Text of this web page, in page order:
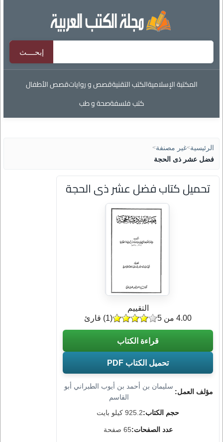
المكتبة الإسلاميةالكتب التقنيةقصص و رواياتقصص الأطفال
كتب فلسفةصحة و طب
الرئيسية>غير مصنفة>
فضل عشر ذى الحجة
تحميل كتاب فضل عشر ذى الحجة
مؤلف العمل:
سليمان بن أحمد بن أيوب الطبراني أبو
القاسم
حجم الكتاب:925.2 كيلو بايت
عدد الصفحات:65 صفحة
التقييم
(
1) قارئ 4.00 من 5
قراءة الكتاب
تحميل الكتاب PDF